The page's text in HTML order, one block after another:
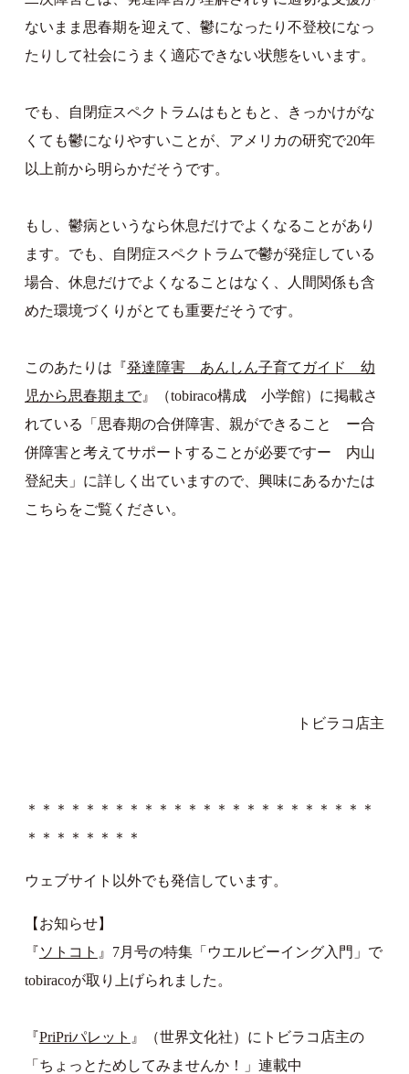
ないまま思春期を迎えて、鬱になったり不登校になっ
たりして社会にうまく適応できない状態をいいます。
でも、自閉症スペクトラムはもともと、きっかけがな
くても鬱になりやすいことが、アメリカの研究で20年
以上前から明らかだそうです。
もし、鬱病というなら休息だけでよくなることがあり
ます。でも、自閉症スペクトラムで鬱が発症している
場合、休息だけでよくなることはなく、人間関係も含
めた環境づくりがとても重要だそうです。
このあたりは『発達障害 あんしん子育てガイド 幼
児から思春期まで』（tobiraco構成 小学館）に掲載さ
れている「思春期の合併障害、親ができること ー合
併障害と考えてサポートすることが必要ですー 内山
登紀夫」に詳しく出ていますので、興味にあるかたは
こちらをご覧ください。
トビラコ店主
＊＊＊＊＊＊＊＊＊＊＊＊＊＊＊＊＊＊＊＊＊＊＊＊
＊＊＊＊＊＊＊＊
ウェブサイト以外でも発信しています。
【お知らせ】
『ソトコト 』7月号の特集「ウエルビーイング入門」で
tobiracoが取り上げられました。
『PriPriパレット 』（世界文化社）にトビラコ店主の
「ちょっとためしてみませんか！」連載中